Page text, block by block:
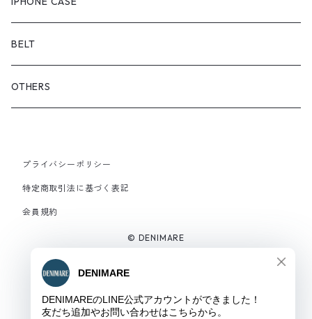
サンダル
BELT
OTHERS
プライバシーポリシー
特定商取引法に基づく表記
会員規約
© DENIMARE